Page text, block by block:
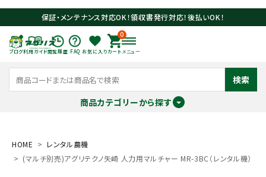
保証・メンテナンス対応OK！領収書発行対応！後払いOK！
ブログ利用ガイド閲覧履歴 FAQ お気に入り
0
カート メニュー
検索
商品カテゴリーから探す
meeting_room ログイン
HOME
レンタル農機
(マルチ別売)アグリテクノ矢崎 人力用マルチャー MR-3BC（レンタル機）